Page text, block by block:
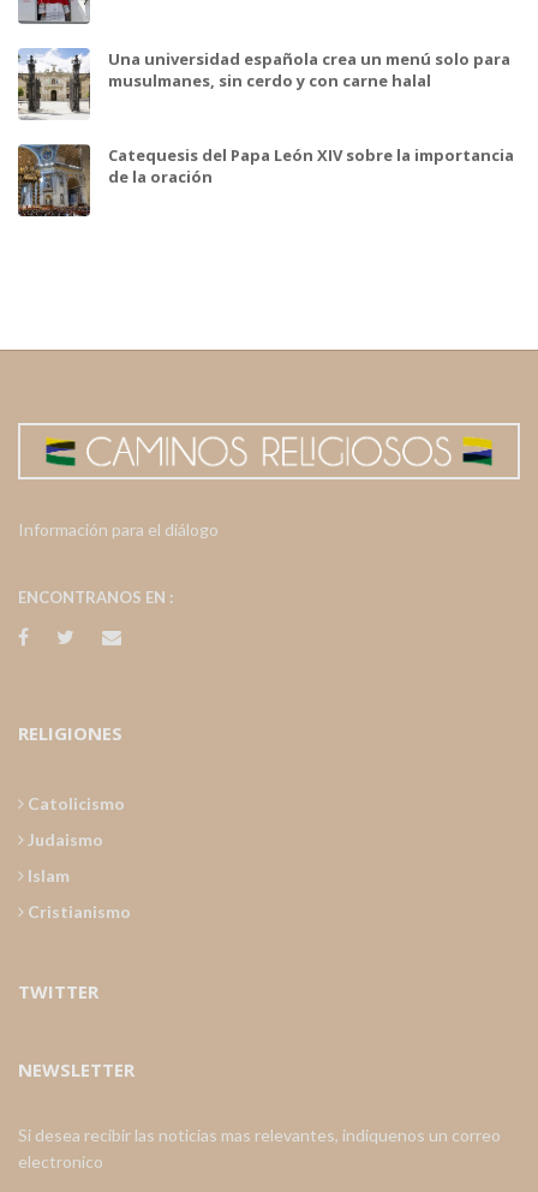
Una universidad española crea un menú solo para
musulmanes, sin cerdo y con carne halal
Catequesis del Papa León XIV sobre la importancia
de la oración
Información para el diálogo
ENCONTRANOS EN :
RELIGIONES
Catolicismo
Judaismo
Islam
Cristianismo
TWITTER
NEWSLETTER
Si desea recibir las noticias mas relevantes, indiquenos un correo
electronico